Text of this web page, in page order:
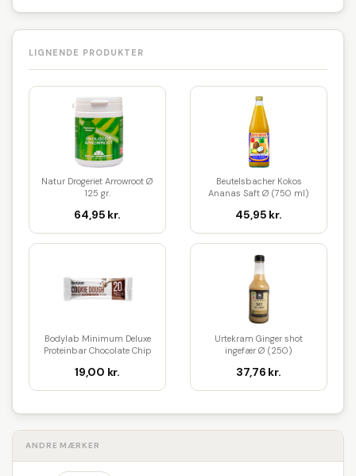
LIGNENDE PRODUKTER
Natur Drogeriet Arrowroot Ø
125 gr.
64,95 kr.
Beutelsbacher Kokos
Ananas Saft Ø (750 ml)
45,95 kr.
Bodylab Minimum Deluxe
Proteinbar Chocolate Chip
19,00 kr.
Urtekram Ginger shot
ingefær Ø (250)
37,76 kr.
ANDRE MÆRKER